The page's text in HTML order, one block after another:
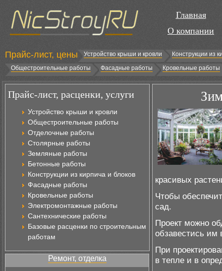
Главная
О компании
Прайс-лист, цены Устройство крыши и кровли
Конструкции из
Общестроительные работы
Фасадные работы Кровельные работы
Прайс-лист, расценки, услуги
Устройство крыши и кровли
Общестроительные работы
Отделочные работы
Столярные работы
Земляные работы
Бетонные работы
Конструкции из кирпича и блоков
Фасадные работы
Кровельные работы
Электромонтажные работы
Сантехнические работы
Базовые расценки по строительным
работам
Ремонт, отделка
красивых
Чтобы
сад.
Проект можно
обзавестись им
При
в тепле и в